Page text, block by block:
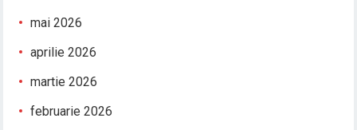
mai 2026
aprilie 2026
martie 2026
februarie 2026